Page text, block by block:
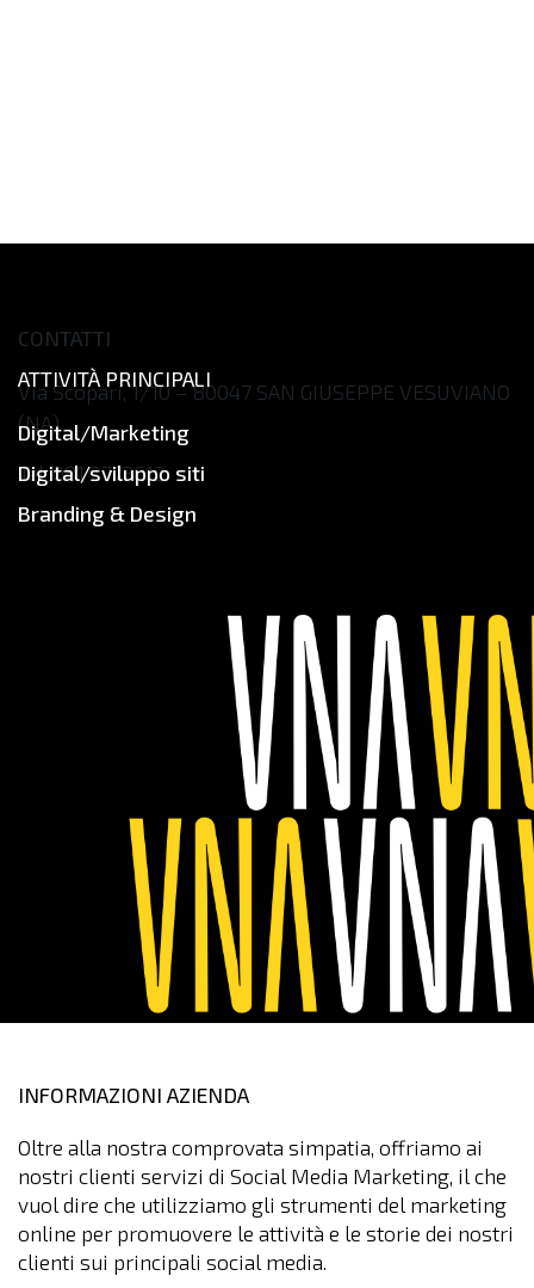
CONTATTI
Via Scopari, 1/10 – 80047 SAN GIUSEPPE VESUVIANO
(NA)
Tel: 081 2773612
info@seedmediaagency.com
ATTIVITÀ PRINCIPALI
Digital/Marketing
Digital/sviluppo siti
Branding & Design
INFORMAZIONI AZIENDA
Oltre alla nostra comprovata simpatia, offriamo ai
nostri clienti servizi di Social Media Marketing, il che
vuol dire che utilizziamo gli strumenti del marketing
online per promuovere le attività e le storie dei nostri
clienti sui principali social media.